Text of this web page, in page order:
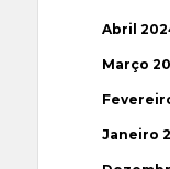
Abril
Março
Janeiro